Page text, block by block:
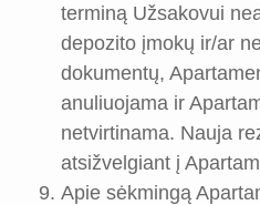
terminą Užsakovui
depozito įmokų ir/ar
dokumentų,
anuliuojama ir
netvirtinama. Nauja
atsižvelgiant į
Apie sėkmingą